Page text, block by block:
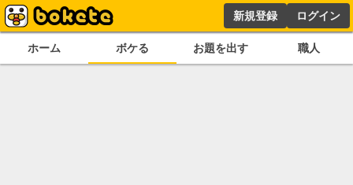
新規登録 ログイン
ホーム ボケる お題を出す 職人